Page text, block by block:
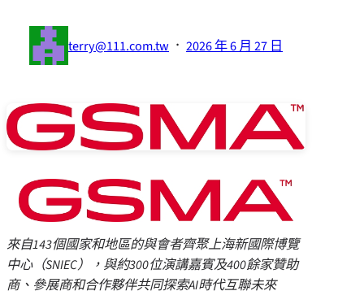
terry@111.com.tw · 2026 年 6 月 27 日
來自143個國家和地區的與會者齊聚上海新國際博覽
中心（SNIEC），與約300位演講嘉賓及400餘家贊助
商、參展商和合作夥伴共同探索AI時代互聯未來